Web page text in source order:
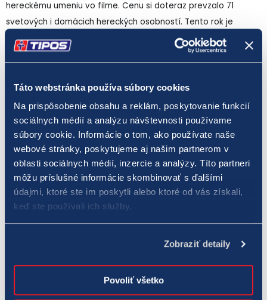
Táto webstránka používa súbory cookies
Na prispôsobenie obsahu a reklám, poskytovanie funkcií
sociálnych médií a analýzu návštevnosti používame
súbory cookie. Informácie o tom, ako používate naše
webové stránky, poskytujeme aj našim partnerom v
oblasti sociálnych médií, inzercie a analýzy. Títo partneri
môžu príslušné informácie skombinovať s ďalšími
údajmi, ktoré ste im poskytli alebo ktoré od vás získali,
keď ste používali ich služby.
Zobraziť detaily
Povoliť všetko
hereckému umeniu vo filme. Cenu si doteraz prevzalo 71
svetových i domácich hereckých osobností. Tento rok je
laureátom slovenský herec Milan Ondrík.
uctením si pamiatky prvého a jediného prezidenta IFF Art Film
v jeho histórii. Cena je určená pre významné osobnosti
slovenskej a českej kinematografie. Udeľuje sa vôbec prvý raz
od roku 2025 in memoriam, obvykle pri príležitosti nedožitého
jubilea ocenenej osobnosti. Na 31. ročníku touto cenou
odmenia nezabudnuteľného slovenského herca Ivana Mistríka.
CenaZlatá kamera je určená domácim a zahraničným
filmovým profesionálom za ich prínos pre oblasť
kinematografických profesií. Teraz si cenu prevezme a zaradí
sa tak k významným osobnostiam slovenskej kinematografie
kameraman Martin Štrba.